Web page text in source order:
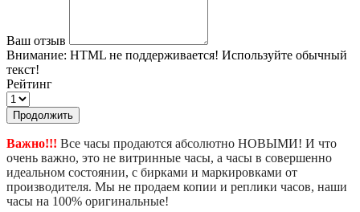
Ваш отзыв
Внимание: HTML не поддерживается! Используйте обычный
текст!
Рейтинг
Продолжить
Важно!!! Все часы продаются абсолютно НОВЫМИ! И что
очень важно, это не витринные часы, а часы в совершенно
идеальном состоянии, с бирками и маркировками от
производителя. Мы не продаем копии и реплики часов, наши
часы на 100% оригинальные!